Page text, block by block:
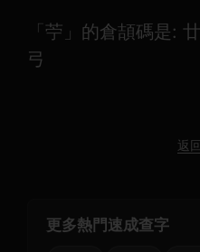
「苧」的倉頡碼是:
弓
返
更多熱門速成查字